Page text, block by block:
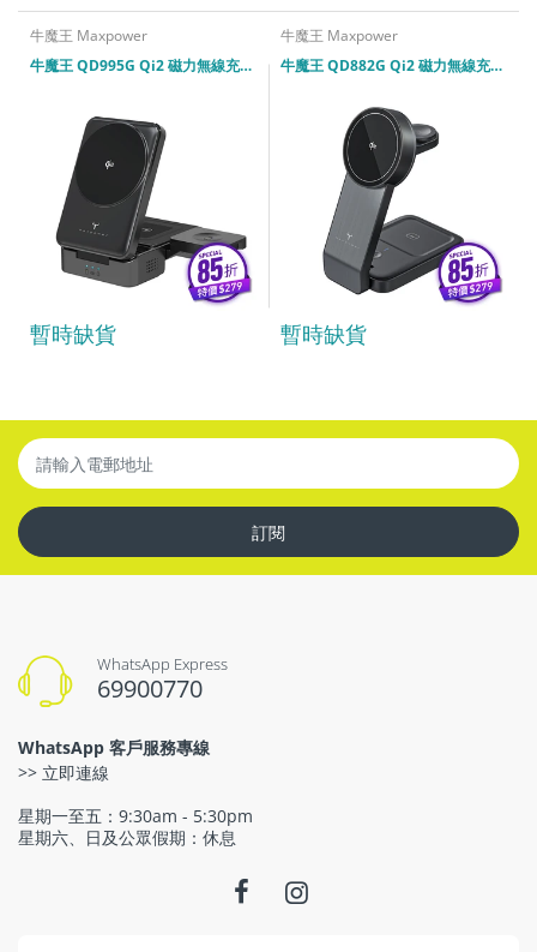
牛魔王 Maxpower
牛魔王 QD995G Qi2 磁力無線充電器
暫時缺貨
牛魔王 Maxpower
牛魔王 QD882G Qi2 磁力無線充電器
暫時缺貨
訂閱
WhatsApp Express
69900770
WhatsApp 客戶服務專線
>> 立即連線
星期一至五：9:30am - 5:30pm
星期六、日及公眾假期：休息